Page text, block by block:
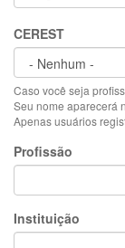
CEREST
Caso você seja
Seu nome aparecerá
Apenas usuários
Profissão
Instituição